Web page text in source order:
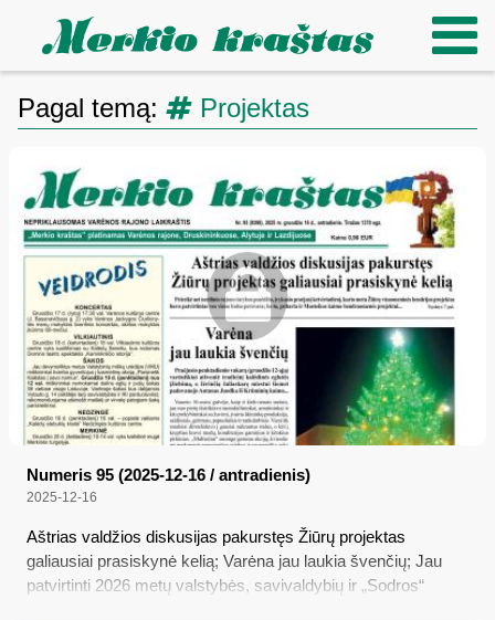
Pagal temą: Projektas
Numeris 95 (2025-12-16 / antradienis)
2025-12-16
Aštrias valdžios diskusijas pakurstęs Žiūrų projektas
galiausiai prasiskynė kelią; Varėna jau laukia švenčių; Jau
patvirtinti 2026 metų valstybės, savivaldybių ir „Sodros“